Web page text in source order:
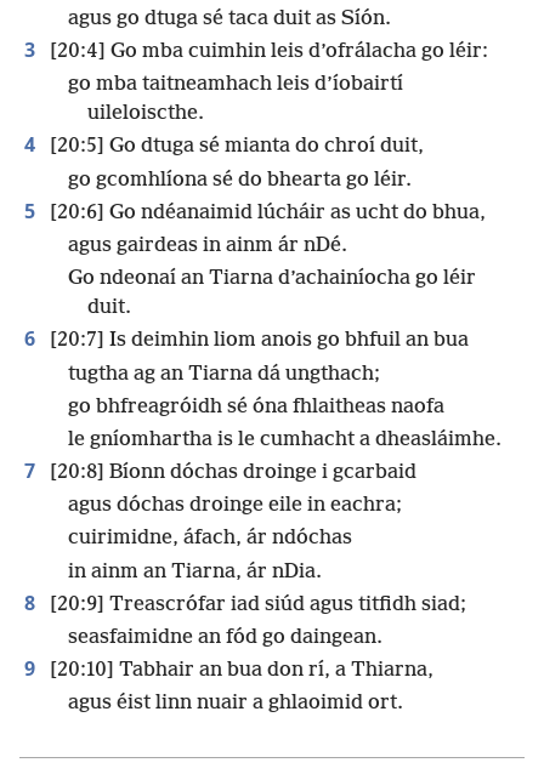
agus go dtuga sé taca duit as Síón.
3
[20:4] Go mba cuimhin leis d’ofrálacha go léir:
go mba taitneamhach leis d’íobairtí
uileloiscthe.
4
[20:5] Go dtuga sé mianta do chroí duit,
go gcomhlíona sé do bhearta go léir.
5
[20:6] Go ndéanaimid lúcháir as ucht do bhua,
agus gairdeas in ainm ár nDé.
Go ndeonaí an Tiarna d’achainíocha go léir
duit.
6
[20:7] Is deimhin liom anois go bhfuil an bua
tugtha ag an Tiarna dá ungthach;
go bhfreagróidh sé óna fhlaitheas naofa
le gníomhartha is le cumhacht a dheasláimhe.
7
[20:8] Bíonn dóchas droinge i gcarbaid
agus dóchas droinge eile in eachra;
cuirimidne, áfach, ár ndóchas
in ainm an Tiarna, ár nDia.
8
[20:9] Treascrófar iad siúd agus titfidh siad;
seasfaimidne an fód go daingean.
9
[20:10] Tabhair an bua don rí, a Thiarna,
agus éist linn nuair a ghlaoimid ort.